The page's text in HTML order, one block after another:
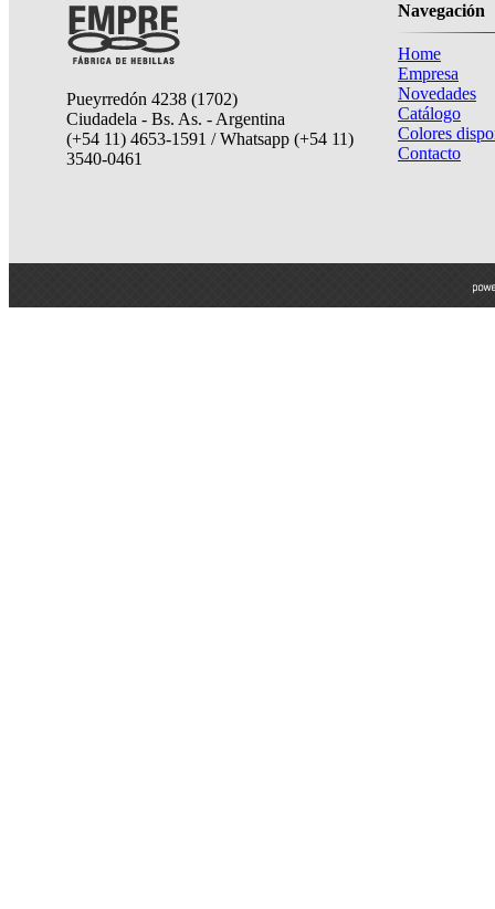
Pueyrredón 4238 (1702)
Ciudadela - Bs. As. - Argentina
(+54 11) 4653-1591 / Whatsapp (+54 11)
3540-0461
Navegación
Home
Empresa
Novedades
Catálogo
Colores
Contacto